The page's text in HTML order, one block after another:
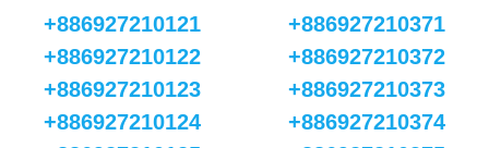
+886927210121
+886927210122
+886927210123
+886927210124
+886927210371
+886927210372
+886927210373
+886927210374